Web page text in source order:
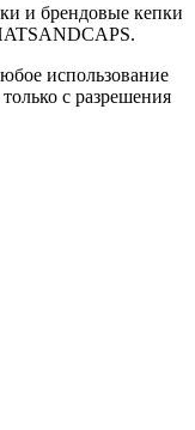
и брендовые кепки
использование
с разрешения